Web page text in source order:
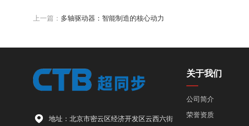
上一篇： 多轴驱动器：智能制造的核心动力
地址：北京市密云区经济开发区云西六街
关于我们
公司简介
荣誉资质